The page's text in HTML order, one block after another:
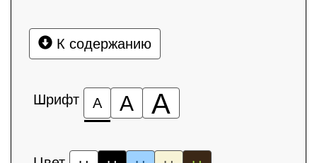
К содержанию
Шрифт А А А